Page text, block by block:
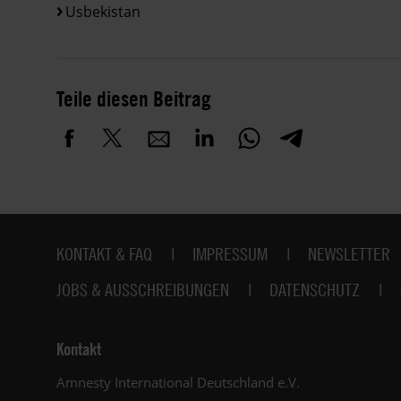
Usbekistan
Teile diesen Beitrag
Fußbereich
KONTAKT & FAQ IMPRESSUM NEWSLETTER
JOBS & AUSSCHREIBUNGEN
DATENSCHUTZ
Kontakt
Amnesty International Deutschland e.V.